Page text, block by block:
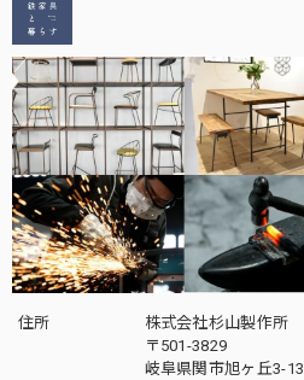
住所
株式会社杉山製作所
〒501-3829
岐阜県関市旭ヶ丘3-13